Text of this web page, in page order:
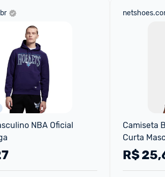
NBA Oficial
Camiseta
Curta
R$